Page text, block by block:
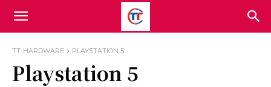
TT-HARDWARE PLAYSTATION 5
Playstation 5